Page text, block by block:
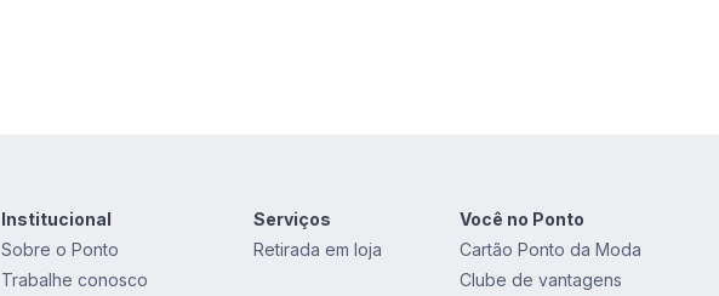
Institucional
Sobre o Ponto
Trabalhe conosco
Serviços
Retirada em loja
Você no Ponto
Cartão Ponto da Moda
Clube de vantagens